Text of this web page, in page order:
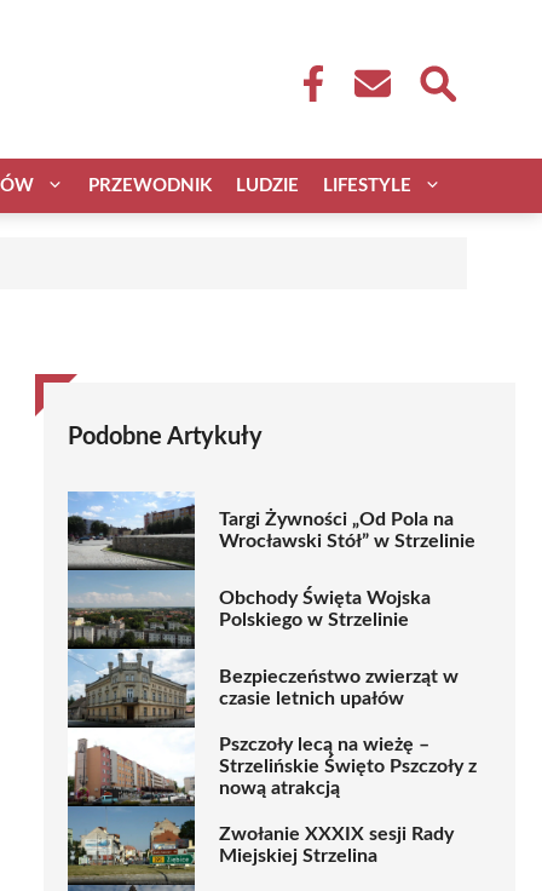
PRZEWODNIK LUDZIE LIFESTYLE
Podobne Artykuły
Targi Żywności „Od Pola na
Wrocławski Stół” w Strzelinie
Obchody Święta Wojska
Polskiego w Strzelinie
Bezpieczeństwo zwierząt w
czasie letnich upałów
Pszczoły lecą na wieżę –
Strzelińskie Święto Pszczoły z
nową atrakcją
Zwołanie XXXIX sesji Rady
Miejskiej Strzelina